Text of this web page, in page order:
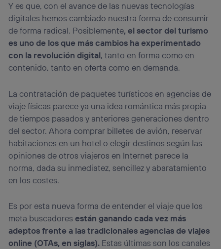
Y es que, con el avance de las nuevas tecnologías
digitales hemos cambiado nuestra forma de consumir
de forma radical. Posiblemente, el sector del turismo
es uno de los que más cambios ha experimentado
con la revolución digital, tanto en forma como en
contenido, tanto en oferta como en demanda.
La contratación de paquetes turísticos en agencias de
viaje físicas parece ya una idea romántica más propia
de tiempos pasados y anteriores generaciones dentro
del sector. Ahora comprar billetes de avión, reservar
habitaciones en un hotel o elegir destinos según las
opiniones de otros viajeros en Internet parece la
norma, dada su inmediatez, sencillez y abaratamiento
en los costes.
Es por esta nueva forma de entender el viaje que los
meta buscadoresestán ganando cada vez más
adeptos frente a las tradicionales agencias de viajes
online (OTAs, en siglas). Estas últimas son los canales